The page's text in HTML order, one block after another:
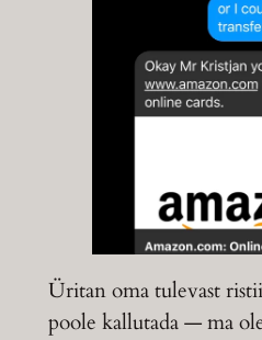
Üritan oma tulevast
poole kallutada — ma